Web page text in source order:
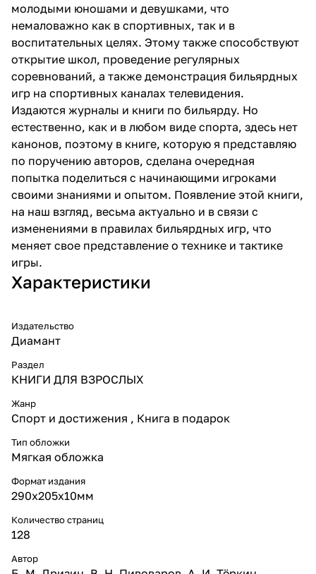
молодыми юношами и девушками, что
немаловажно как в спортивных, так и в
воспитательных целях. Этому также способствуют
открытие школ, проведение регулярных
соревнований, а также демонстрация бильярдных
игр на спортивных каналах телевидения.
Издаются журналы и книги по бильярду. Но
естественно, как и в любом виде спорта, здесь нет
канонов, поэтому в книге, которую я представляю
по поручению авторов, сделана очередная
попытка поделиться с начинающими игроками
своими знаниями и опытом. Появление этой книги,
на наш взгляд, весьма актуально и в связи с
изменениями в правилах бильярдных игр, что
меняет свое представление о технике и тактике
игры.
Характеристики
Издательство
Диамант
Раздел
КНИГИ ДЛЯ ВЗРОСЛЫХ
Жанр
Спорт и достижения , Книга в подарок
Тип обложки
Мягкая обложка
Формат издания
290х205х10мм
Количество страниц
128
Автор